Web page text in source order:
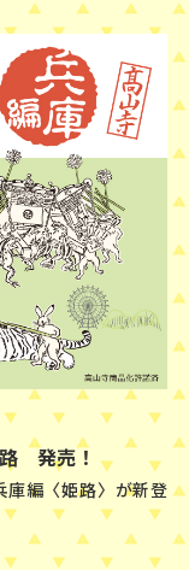
発売！
編〈姫路〉が新登